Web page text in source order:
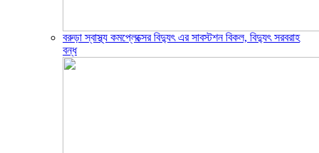
বরুড়া স্বাস্থ্য কমপ্লেক্সের বিদ্যুৎ এর সাবস্টশন বিকল, বিদ্যুৎ সরবরাহ
বন্ধ